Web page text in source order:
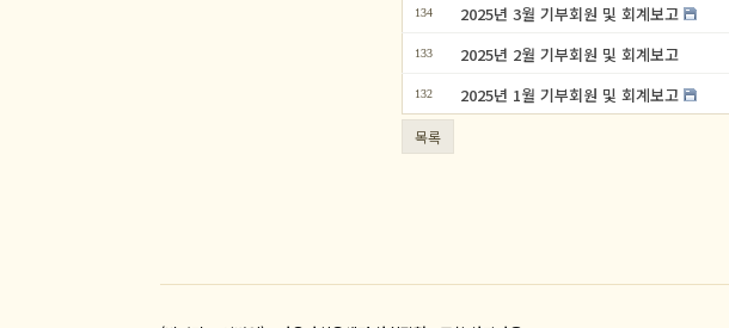
134 2025년 3월 기부회원 및 회계보고
133 2025년 2월 기부회원 및 회계보고
132 2025년 1월 기부회원 및 회계보고
목록